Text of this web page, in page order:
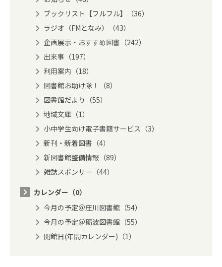
ブックリスト【フルフル】（36）
ラジオ（FMとなみ）（43）
企画展示・おすすめ図書（242）
出来事（197）
利用案内（18）
図書館お助け隊！（8）
図書館だより（55）
地域文庫（1）
小中学生向け電子書籍サービス（3）
新刊・新着図書（4）
新図書館整備情報（89）
雑誌スポンサー（44）
カレンダー（0）
今月の予定＠庄川図書館（54）
今月の予定＠砺波図書館（55）
開館日(年間カレンダー)（1）